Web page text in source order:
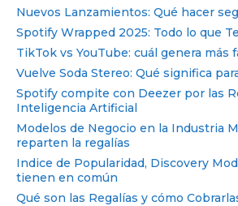
Nuevos Lanzamientos: Qué hacer
Spotify Wrapped 2025: Todo lo que
TikTok vs YouTube: cuál genera más
Vuelve Soda Stereo: Qué significa
Spotify compite con Deezer por las
Inteligencia Artificial
Modelos de Negocio en la Industria
reparten la regalías
Indice de Popularidad, Discovery
tienen en común
Qué son las Regalías y cómo